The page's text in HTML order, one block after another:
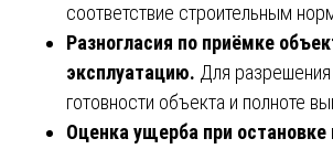
соответствие строительным
Разногласия по приёмке
эксплуатацию. Для
готовности объекта и полноте
Оценка ущерба при остановке